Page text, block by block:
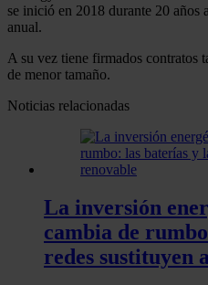
se inició en 2018 durante 20 años
anual.
A su vez tiene firmados contratos
de menor tamaño.
Noticias relacionadas
La inversión
cambia de
redes sustituyen